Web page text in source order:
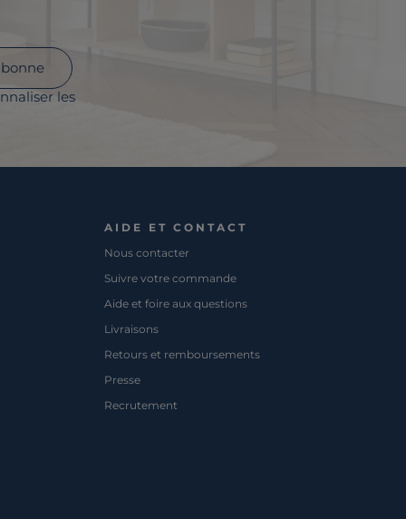
les
AIDE ET CONTACT
Nous contacter
Suivre votre commande
Aide et foire aux questions
Livraisons
Retours et remboursements
Presse
Recrutement